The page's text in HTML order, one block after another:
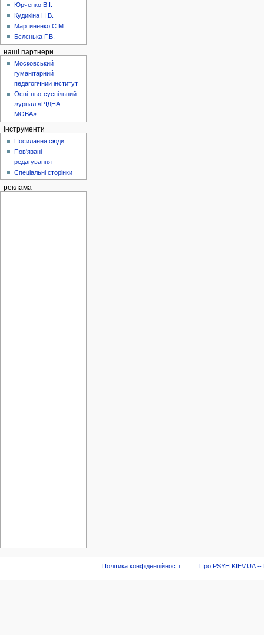
Юрченко В.І.
Кудикіна Н.В.
Мартиненко С.М.
Бєлєнька Г.В.
наші партнери
Московський
гуманітарний
педагогічний інститут
Освітньо-суспільний
журнал «РІДНА
МОВА»
інструменти
Посилання сюди
Пов'язані
редагування
Спеціальні сторінки
реклама
Політика конфіденційності Про PSYH.KIEV.UA --